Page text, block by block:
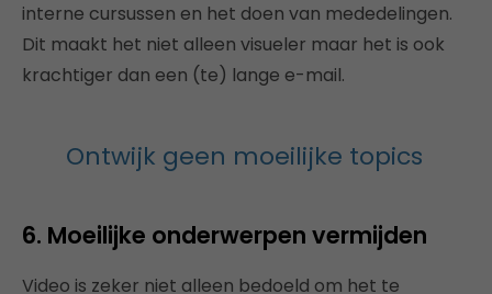
interne cursussen en het doen van mededelingen.
Dit maakt het niet alleen visueler maar het is ook
krachtiger dan een (te) lange e-mail.
Ontwijk geen moeilijke topics
6. Moeilijke onderwerpen vermijden
Video is zeker niet alleen bedoeld om het te